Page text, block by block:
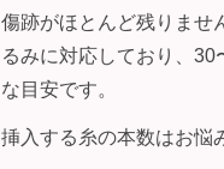
傷跡がほとんど残りませ
るみに対応しており、
な目安です。
挿入する糸の本数はお悩